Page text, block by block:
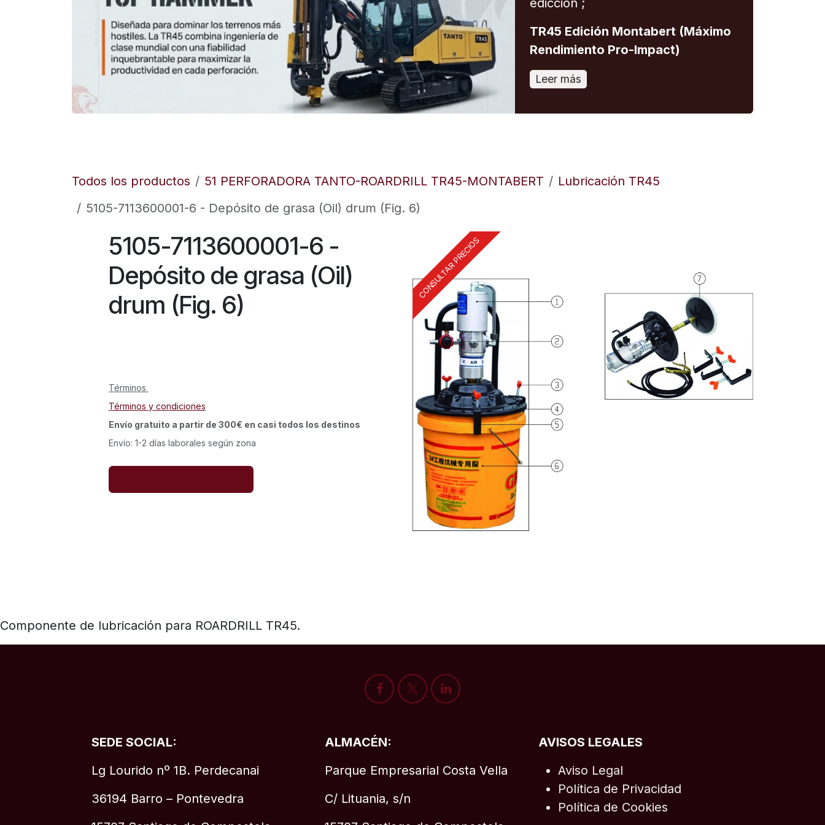
edicción ;
TR45 Edición Montabert (Máximo
Rendimiento Pro-Impact)
Leer más
Todos los productos 51 PERFORADORA TANTO-ROARDRILL TR45-MONTABERT
Lubricación TR45
5105-7113600001-6 - Depósito de grasa (Oil) drum (Fig. 6)
CONSULTAR PRECIOS
5105-7113600001-6 -
Depósito de grasa (Oil)
drum (Fig. 6)
Términos
Términos y condiciones
Envío gratuito a partir de 300€ en casi todos los destinos
Envío: 1-2 días laborales según zona
Componente de lubricación para ROARDRILL TR45.
SEDE SOCIAL:
Lg Lourido nº 1B. Perdecanai
36194 Barro – Pontevedra
ALMACÉN:
Parque Empresarial Costa Vella
C/ Lituania, s/n
AVISOS LEGALES
Aviso Legal
Política de Privacidad
Política de Cookies